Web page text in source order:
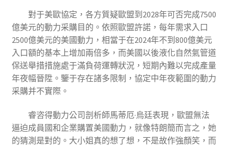
對于美歐協定，各方質疑歐盟到2028年可否完成7500
億美元的動力采購目的。依照歐盟許諾，每年需求入口
2500億美元的美國動力，相當于在2024年不到800億美元
入口額的基本上增加兩倍多，而美國以後液化自然氣管道
保送舉措措施處于滿負荷運轉狀況，短期內難以完成產量
年夜幅晉陞。鑒于存在諸多限制，協定中年夜範圍的動力
采購并不實際。
睿咨得動力公司剖析師馬蒂厄·烏廷表現，歐盟無法
逼迫成員國和企業購置美國動力，就像特朗簡而言之，她
的猜測是對的。大小姐真的想了想，不是故作強顏笑，而